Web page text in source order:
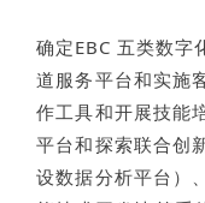
确定EBC 五类数字
道服务平台和实施
作工具和开展技能
平台和探索联合创
设数据分析平台）